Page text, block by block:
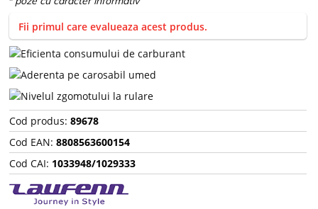
Fii primul care evalueaza acest produs.
Cod produs: 89678
Cod EAN: 8808563600154
Cod CAI: 1033948/1029333